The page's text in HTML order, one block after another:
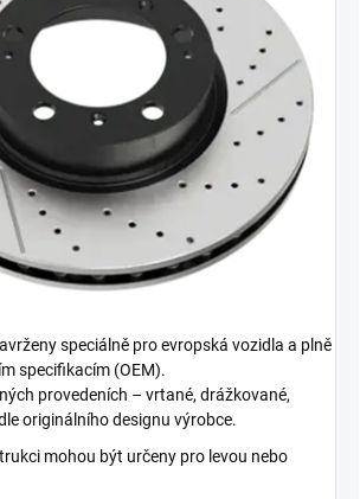
speciálně pro evropská vozidla a plně
specifikacím (OEM).
provedeních – vrtané, drážkované,
originálního designu výrobce.
mohou být určeny pro levou nebo